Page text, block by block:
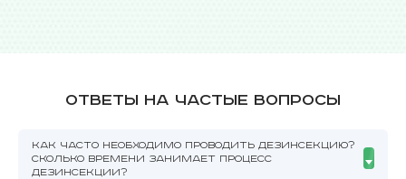
Ответы на частые вопросы
КАК ЧАСТО НЕОБХОДИМО ПРОВОДИТЬ ДЕЗИНСЕКЦИЮ?
СКОЛЬКО ВРЕМЕНИ ЗАНИМАЕТ ПРОЦЕСС
ДЕЗИНСЕКЦИИ?